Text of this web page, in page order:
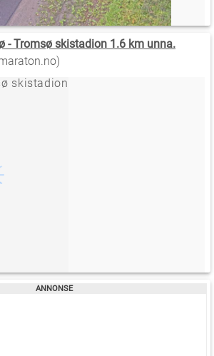
- Tromsø skistadion 1.6 km unna.